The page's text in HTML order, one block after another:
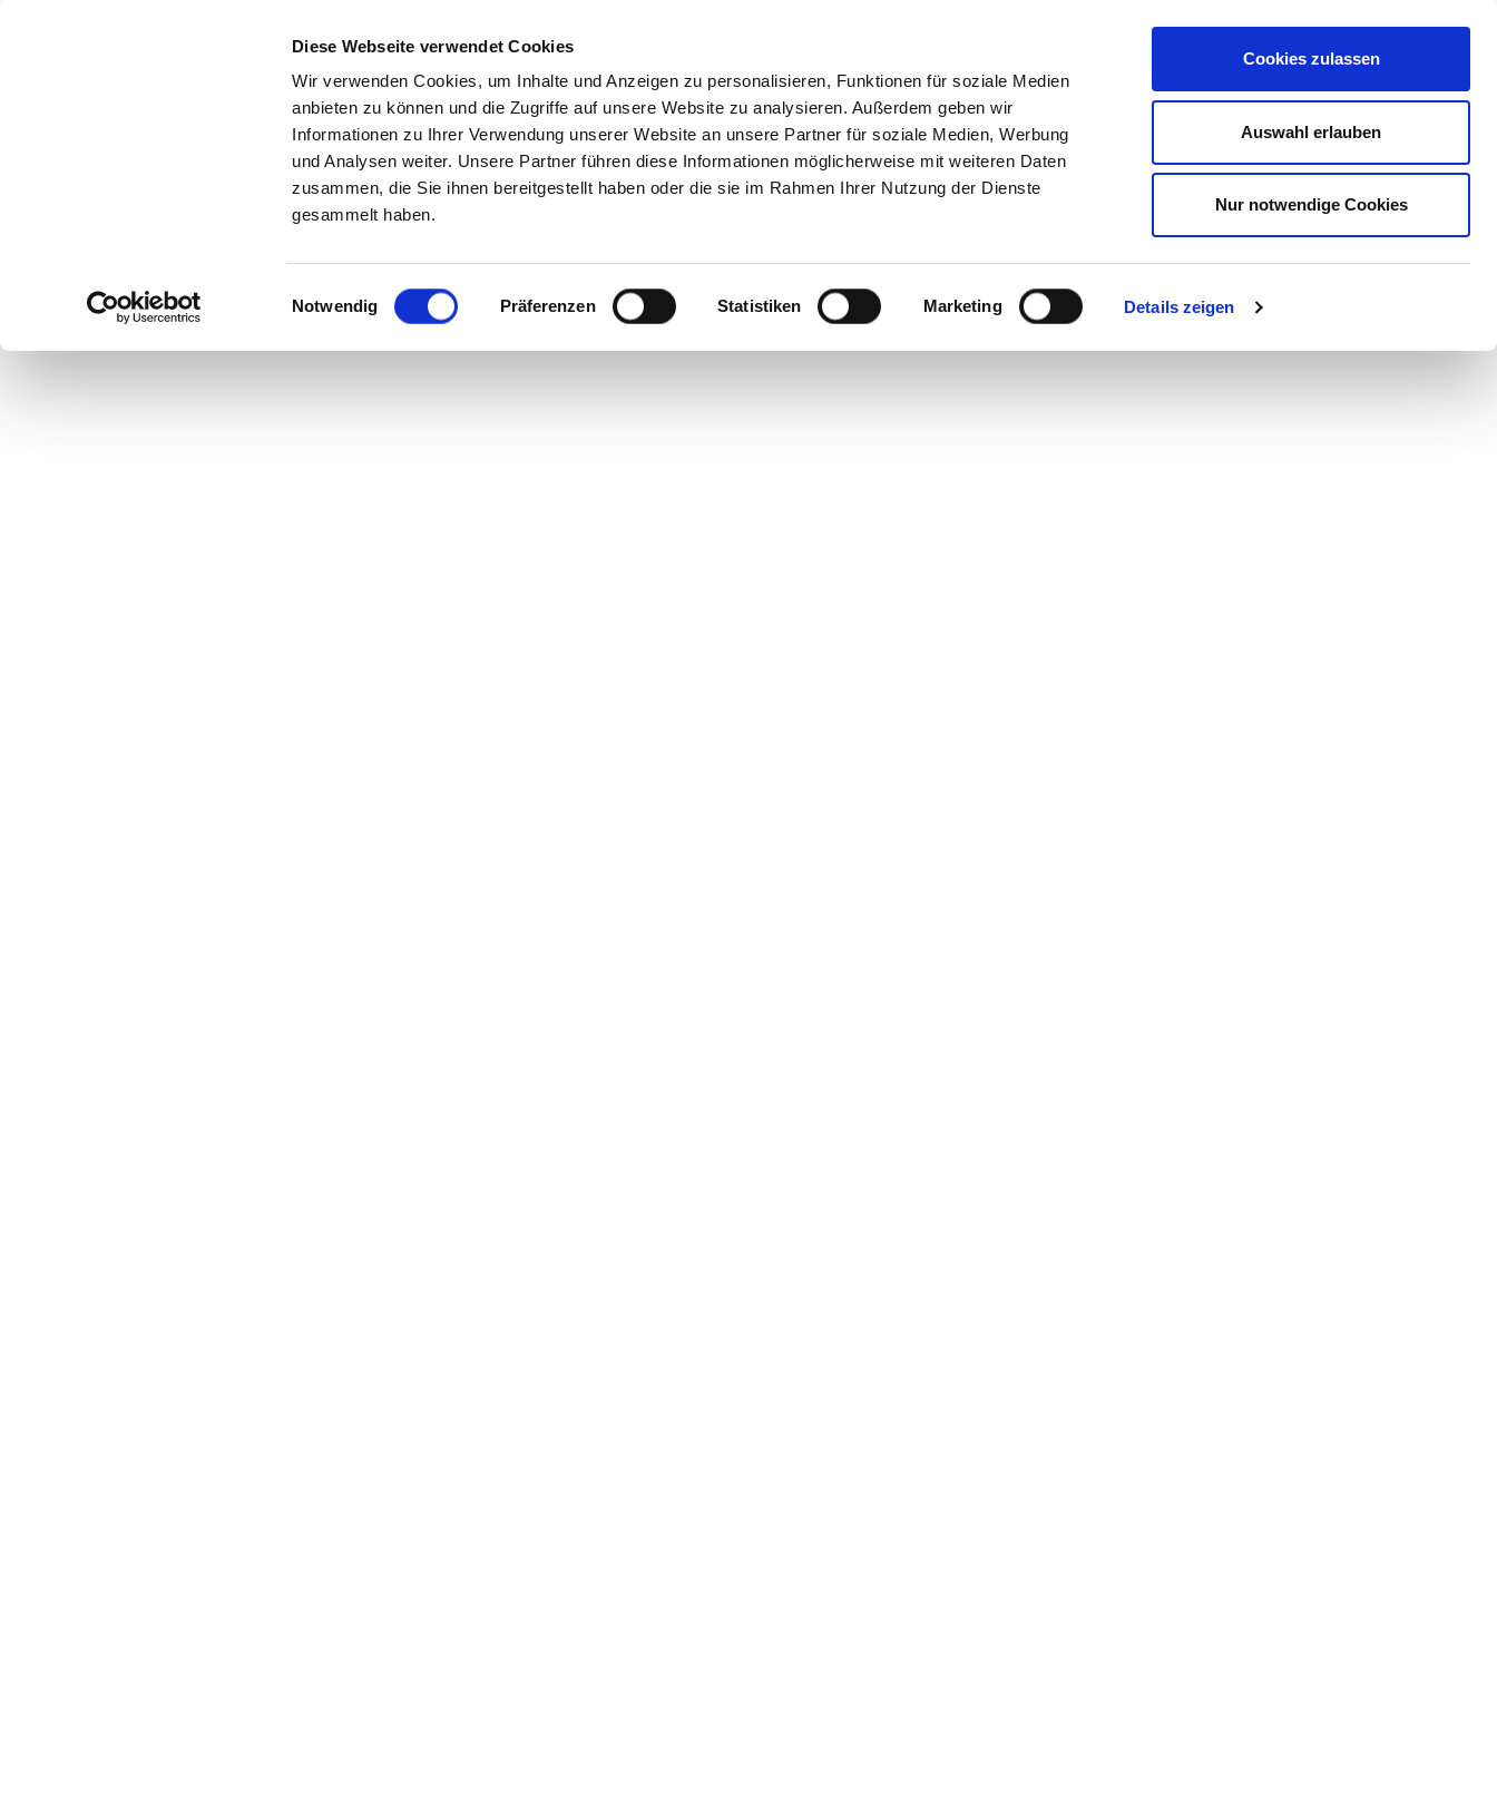
Diese Webseite verwendet Cookies
Wir verwenden Cookies, um Inhalte und Anzeigen zu personalisieren, Funktionen für soziale Medien
anbieten zu können und die Zugriffe auf unsere Website zu analysieren. Außerdem geben wir
Informationen zu Ihrer Verwendung unserer Website an unsere Partner für soziale Medien, Werbung
und Analysen weiter. Unsere Partner führen diese Informationen möglicherweise mit weiteren Daten
zusammen, die Sie ihnen bereitgestellt haben oder die sie im Rahmen Ihrer Nutzung der Dienste
gesammelt haben.
Einwilligungsauswahl
Notwendig Präferenzen Statistiken Marketing Details zeigen
Cookies zulassen
Auswahl erlauben
Nur notwendige Cookies
STORE
Drian Bautista – mastering the art of
disguise